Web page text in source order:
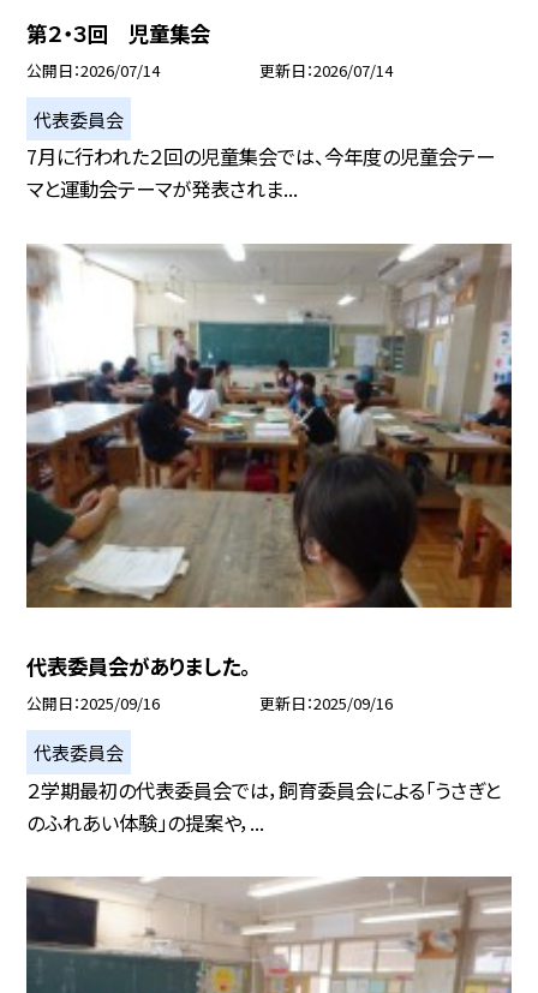
第２・３回 児童集会
公開日 2026/07/14 更新日 2026/07/14
代表委員会
7月に行われた２回の児童集会では、今年度の児童会テー
マと運動会テーマが発表されま...
代表委員会がありました。
公開日 2025/09/16 更新日 2025/09/16
代表委員会
２学期最初の代表委員会では，飼育委員会による「うさぎと
のふれあい体験」の提案や，...